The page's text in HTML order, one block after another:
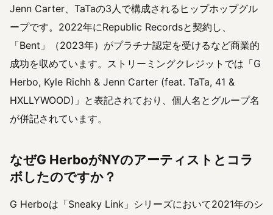
Jenn Carter、TaTaの3人で構成されるヒップホップグル
ープです。2022年にRepublic Recordsと契約し、
「Bent」（2023年）がプラチナ認定を受けるなど商業的
成功を収めています。ストリーミングクレジットでは「G
Herbo, Kyle Richh & Jenn Carter (feat. TaTa, 41 &
HXLLYWOOD)」と表記されており、個人名とグループ名
が併記されています。
なぜG HerboがNYのアーティストとコラ
ボしたのですか？
G Herboは「Sneaky Link」シリーズにおいて2021年のシ